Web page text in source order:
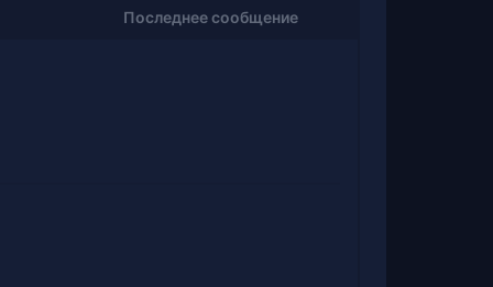
Последнее сообщение